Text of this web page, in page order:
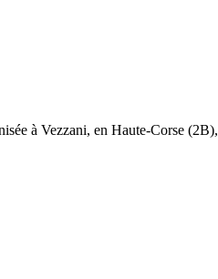
à Vezzani, en Haute-Corse